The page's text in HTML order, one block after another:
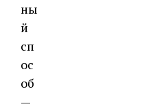
ны
й
сп
ос
об
—